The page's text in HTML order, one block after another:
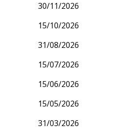
30/11/2026
15/10/2026
31/08/2026
15/07/2026
15/06/2026
15/05/2026
31/03/2026